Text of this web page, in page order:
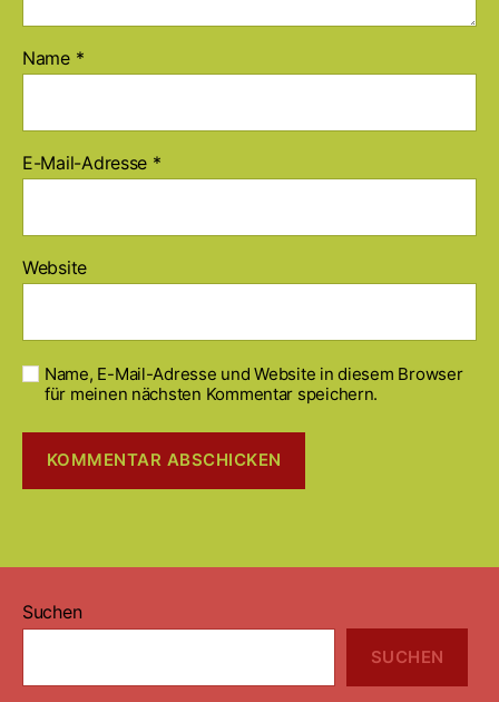
Name *
E-Mail-Adresse *
Website
Name, E-Mail-Adresse und Website in diesem Browser
für meinen nächsten Kommentar speichern.
Suchen
SUCHEN